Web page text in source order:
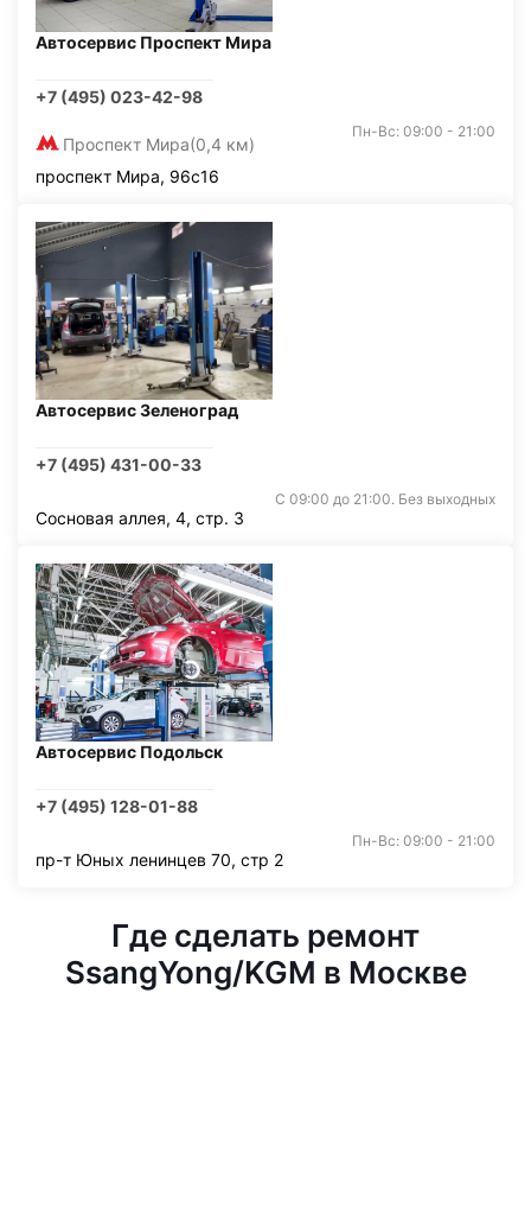
Автосервис Проспект Мира
+7 (495) 023-42-98
Проспект Мира(0,4 км)
Пн-Вс: 09:00 - 21:00
проспект Мира, 96с16
Автосервис Зеленоград
+7 (495) 431-00-33
С 09:00 до 21:00. Без выходных
Сосновая аллея, 4, стр. 3
Автосервис Подольск
+7 (495) 128-01-88
Пн-Вс: 09:00 - 21:00
пр-т Юных ленинцев 70, стр 2
Где сделать ремонт
SsangYong/KGM в Москве